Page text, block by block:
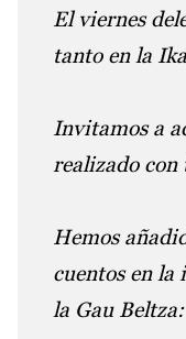
El viernes
tanto en la
Invitamos a
realizado con
Hemos
cuentos en
la Gau Beltza: